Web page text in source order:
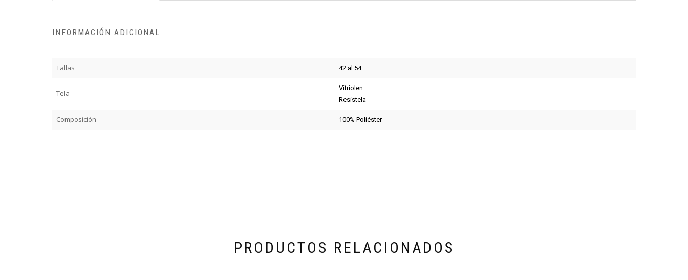
INFORMACIÓN ADICIONAL
Tallas 42 al 54
Tela
Vitriolen
Resistela
Composición 100% Poliéster
PRODUCTOS RELACIONADOS